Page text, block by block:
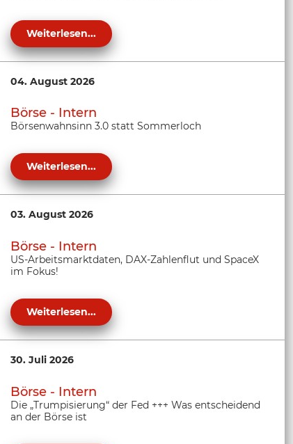
Weiterlesen...
04. August 2026
Börse - Intern
Börsenwahnsinn 3.0 statt Sommerloch
Weiterlesen...
03. August 2026
Börse - Intern
US-Arbeitsmarktdaten, DAX-Zahlenflut und SpaceX
im Fokus!
Weiterlesen...
30. Juli 2026
Börse - Intern
Die „Trumpisierung“ der Fed +++ Was entscheidend
an der Börse ist